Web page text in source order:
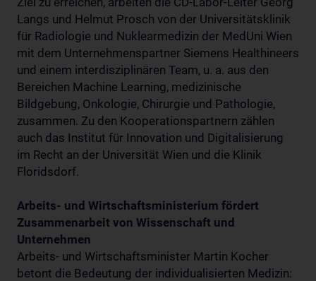
Langs und Helmut Prosch von der Universitätsklinik
für Radiologie und Nuklearmedizin der MedUni Wien
mit dem Unternehmenspartner Siemens Healthineers
und einem interdisziplinären Team, u. a. aus den
Bereichen Machine Learning, medizinische
Bildgebung, Onkologie, Chirurgie und Pathologie,
zusammen. Zu den Kooperationspartnern zählen
auch das Institut für Innovation und Digitalisierung
im Recht an der Universität Wien und die Klinik
Floridsdorf.
Arbeits- und Wirtschaftsministerium fördert
Zusammenarbeit von Wissenschaft und
Unternehmen
Arbeits- und Wirtschaftsminister Martin Kocher
betont die Bedeutung der individualisierten Medizin: